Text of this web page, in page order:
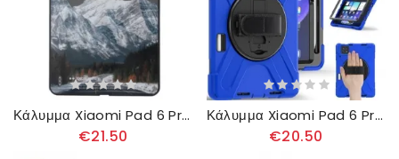
Κάλυμμα Xiaomi Pad 6 Pro Χιονισμένο Βουνό Και Αυτοκινητόδρομος
€21.50
Κάλυμμα Xiaomi Pad 6 Pro Ιμάντας Ώμου X Design
€20.50